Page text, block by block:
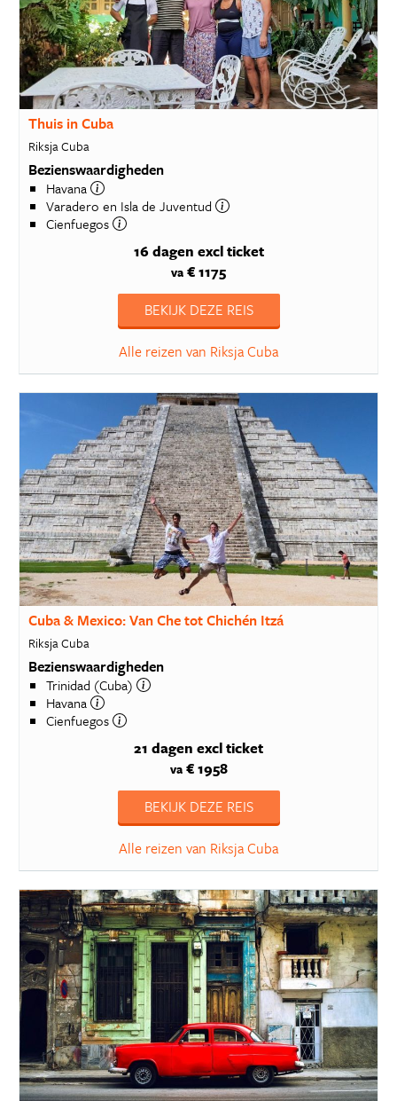
Thuis in Cuba
Riksja Cuba
Bezienswaardigheden
Havana
Varadero en Isla de Juventud
Cienfuegos
16 dagen excl ticket
va € 1175
BEKIJK DEZE REIS
Alle reizen van Riksja Cuba
Cuba & Mexico: Van Che tot Chichén Itzá
Riksja Cuba
Bezienswaardigheden
Trinidad (Cuba)
Havana
Cienfuegos
21 dagen excl ticket
va€ 1958
BEKIJK DEZE REIS
Alle reizen van Riksja Cuba